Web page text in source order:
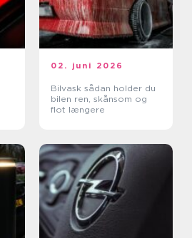
02. juni 2026
Bilvask sådan holder du
bilen ren, skånsom og
flot længere